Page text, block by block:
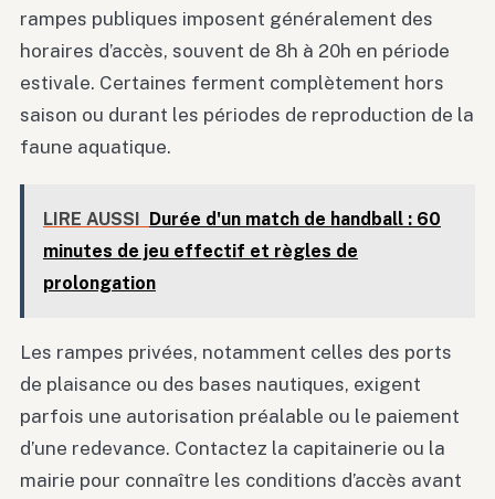
rampes publiques imposent généralement des
horaires d’accès, souvent de 8h à 20h en période
estivale. Certaines ferment complètement hors
saison ou durant les périodes de reproduction de la
faune aquatique.
LIRE AUSSI Durée d'un match de handball : 60
minutes de jeu effectif et règles de
prolongation
Les rampes privées, notamment celles des ports
de plaisance ou des bases nautiques, exigent
parfois une autorisation préalable ou le paiement
d’une redevance. Contactez la capitainerie ou la
mairie pour connaître les conditions d’accès avant